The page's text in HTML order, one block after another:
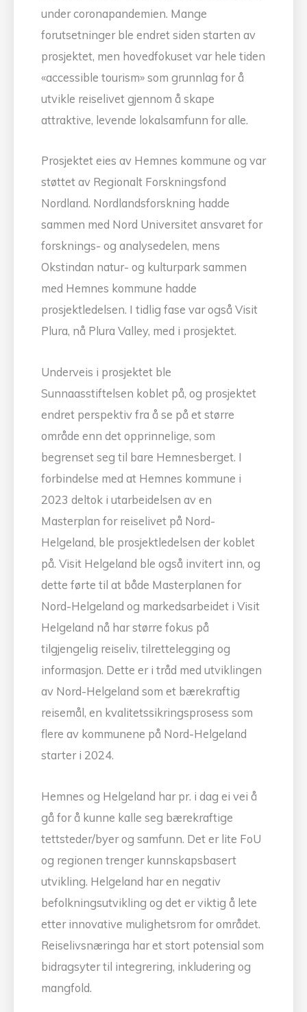
under coronapandemien. Mange
forutsetninger ble endret siden starten av
prosjektet, men hovedfokuset var hele tiden
«accessible tourism» som grunnlag for å
utvikle reiselivet gjennom å skape
attraktive, levende lokalsamfunn for alle.
Prosjektet eies av Hemnes kommune og var
støttet av Regionalt Forskningsfond
Nordland. Nordlandsforskning hadde
sammen med Nord Universitet ansvaret for
forsknings- og analysedelen, mens
Okstindan natur- og kulturpark sammen
med Hemnes kommune hadde
prosjektledelsen. I tidlig fase var også Visit
Plura, nå Plura Valley, med i prosjektet.
Underveis i prosjektet ble
Sunnaasstiftelsen koblet på, og prosjektet
endret perspektiv fra å se på et større
område enn det opprinnelige, som
begrenset seg til bare Hemnesberget. I
forbindelse med at Hemnes kommune i
2023 deltok i utarbeidelsen av en
Masterplan for reiselivet på Nord-
Helgeland, ble prosjektledelsen der koblet
på. Visit Helgeland ble også invitert inn, og
dette førte til at både Masterplanen for
Nord-Helgeland og markedsarbeidet i Visit
Helgeland nå har større fokus på
tilgjengelig reiseliv, tilrettelegging og
informasjon. Dette er i tråd med utviklingen
av Nord-Helgeland som et bærekraftig
reisemål, en kvalitetssikringsprosess som
flere av kommunene på Nord-Helgeland
starter i 2024.
Hemnes og Helgeland har pr. i dag ei vei å
gå for å kunne kalle seg bærekraftige
tettsteder/byer og samfunn. Det er lite FoU
og regionen trenger kunnskapsbasert
utvikling. Helgeland har en negativ
befolkningsutvikling og det er viktig å lete
etter innovative mulighetsrom for området.
Reiselivsnæringa har et stort potensial som
bidragsyter til integrering, inkludering og
mangfold.